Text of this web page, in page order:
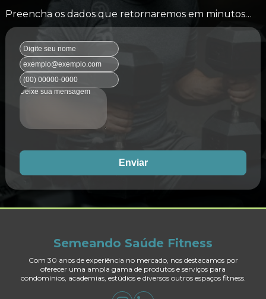
Preencha os dados que retornaremos em minutos…
Enviar
Semeando Saúde Fitness
Com 30 anos de experiência no mercado, nos destacamos por
oferecer uma ampla gama de produtos e serviços para
condomínios, academias, estúdios e diversos outros espaços fitness.